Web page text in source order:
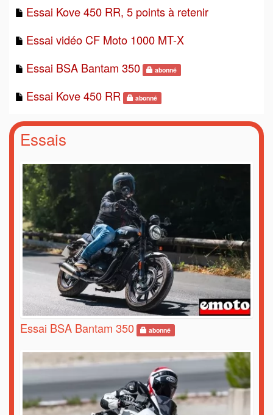
Essai Kove 450 RR, 5 points à retenir
Essai vidéo CF Moto 1000 MT-X
Essai BSA Bantam 350
abonné
Essai Kove 450 RR abonné
Essais
Essai BSA Bantam 350 abonné